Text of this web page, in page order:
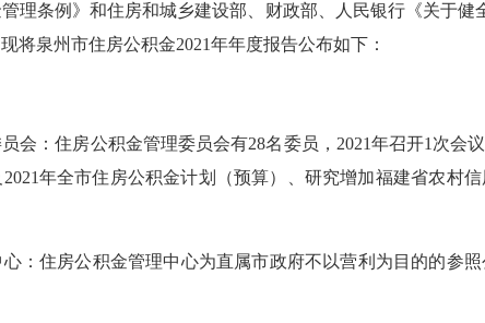
条例》和住房和城乡建设部、财政部、人民银行《关于健
将泉州市住房公积金2021年年度报告公布如下：
：住房公积金管理委员会有28名委员，2021年召开1次会
年全市住房公积金计划（预算）、研究增加福建省农村
住房公积金管理中心为直属市政府不以营利为目的的参照
。